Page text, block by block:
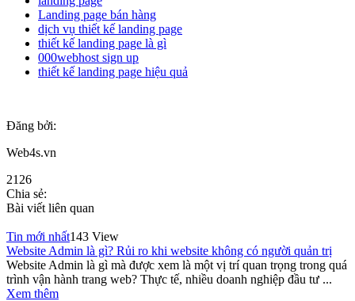
Landing page bán hàng
dịch vụ thiết kế landing page
thiết kế landing page là gì
000webhost sign up
thiết kế landing page hiệu quả
Đăng bởi:
Web4s.vn
2126
Chia sẻ:
Bài viết liên quan
Tin mới nhất143 View
Website Admin là gì? Rủi ro khi website không có người quản trị
Website Admin là gì mà được xem là một vị trí quan trọng trong quá
trình vận hành trang web? Thực tế, nhiều doanh nghiệp đầu tư ...
Xem thêm